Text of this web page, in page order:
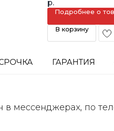
р.
Подробнее о
В корзину
ГАРАНТИЯ
мессенджерах, по